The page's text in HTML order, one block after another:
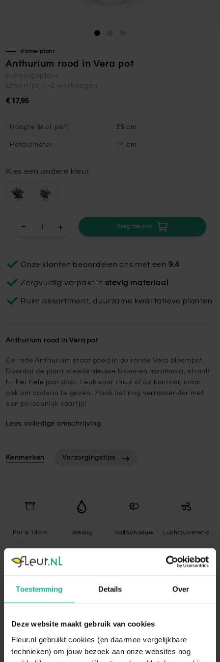
Toestemming Details Over
Deze website maakt gebruik van cookies
Fleur.nl gebruikt cookies (en daarmee vergelijkbare
technieken) om jouw bezoek aan onze websites nog
Kamerplant
Anthurium rood in Vera pot
Flamingoplant
Levertijd: 1-2 werkdagen
€ 17,95
Hoogte (incl. pot) 35 cm
Potdiameter 14 cm
Kies een andere kleur
+ Voeg toe aan
Onze klanten beoordelen ons met een 9.4
Zorgvuldig verpakt in stevig materiaal
Ruim assortiment, duurzame kwalitatieve planten
Anthurium rood in Vera pot
De rode Anthurium staat goed in de ronde Vera bloempot.
Doordat de plant steeds nieuwe bloemen aanmaakt, straalt
hij het hele jaar door. Leuk voor thuis of op kantoor, maar
ook om cadeau te geven. Maak het nog verrassender met
een persoonlijk kaartje!
Lees volledige omschrijving
Kenmerken Verzorgingstips
Pot ø 14cm Weinig Halfschaduw Luchtzuiverend
Met bloemen
Standplaats Halfschaduw